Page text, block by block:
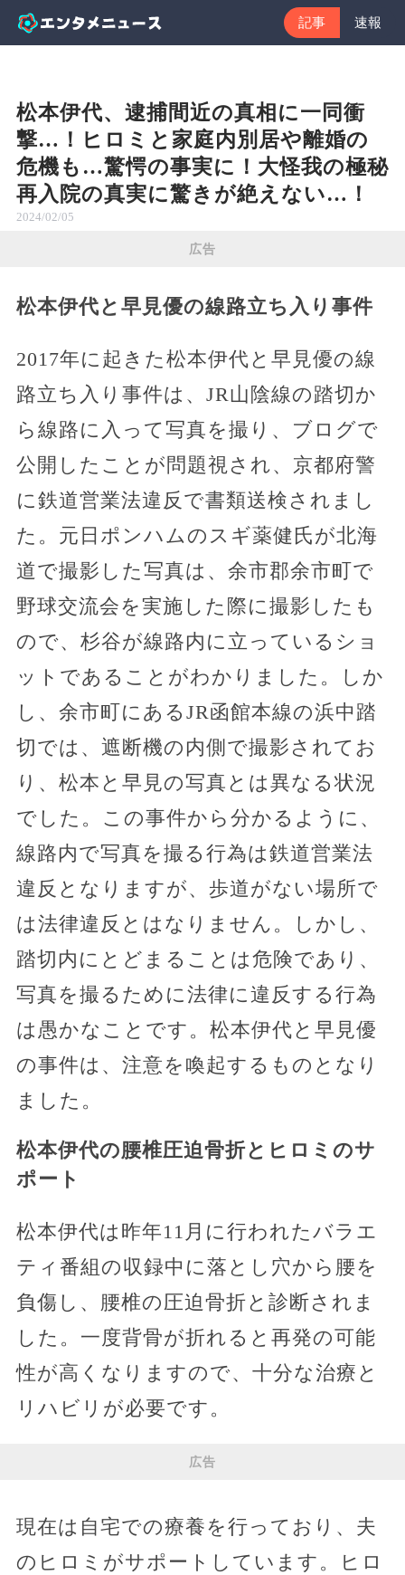
記事 速報
松本伊代、逮捕間近の真相に一同衝
撃…！ヒロミと家庭内別居や離婚の
危機も…驚愕の事実に！大怪我の極秘
再入院の真実に驚きが絶えない…！
2024/02/05
広告
松本伊代と早見優の線路立ち入り事件
2017年に起きた松本伊代と早見優の線
路立ち入り事件は、JR山陰線の踏切か
ら線路に入って写真を撮り、ブログで
公開したことが問題視され、京都府警
に鉄道営業法違反で書類送検されまし
た。元日ポンハムのスギ薬健氏が北海
道で撮影した写真は、余市郡余市町で
野球交流会を実施した際に撮影したも
ので、杉谷が線路内に立っているショ
ットであることがわかりました。しか
し、余市町にあるJR函館本線の浜中踏
切では、遮断機の内側で撮影されてお
り、松本と早見の写真とは異なる状況
でした。この事件から分かるように、
線路内で写真を撮る行為は鉄道営業法
違反となりますが、歩道がない場所で
は法律違反とはなりません。しかし、
踏切内にとどまることは危険であり、
写真を撮るために法律に違反する行為
は愚かなことです。松本伊代と早見優
の事件は、注意を喚起するものとなり
ました。
松本伊代の腰椎圧迫骨折とヒロミのサ
ポート
松本伊代は昨年11月に行われたバラエ
ティ番組の収録中に落とし穴から腰を
負傷し、腰椎の圧迫骨折と診断されま
した。一度背骨が折れると再発の可能
性が高くなりますので、十分な治療と
リハビリが必要です。
広告
現在は自宅での療養を行っており、夫
のヒロミがサポートしています。ヒロ